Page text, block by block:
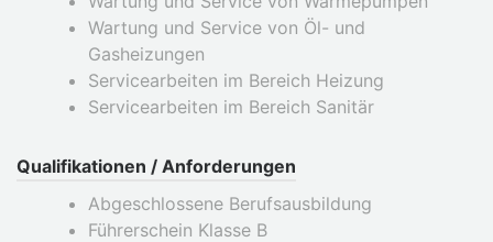
Wartung und Service von Öl- und
Gasheizungen
Servicearbeiten im Bereich Heizung
Servicearbeiten im Bereich Sanitär
Qualifikationen / Anforderungen
Abgeschlossene Berufsausbildung
Führerschein Klasse B